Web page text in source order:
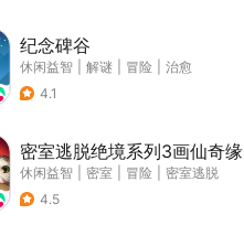
纪念碑谷
休闲益智 解谜 冒险
治愈
4.1
密室逃脱绝境系列3画仙奇缘
休闲益智 密室 冒险
密室逃脱
4.5